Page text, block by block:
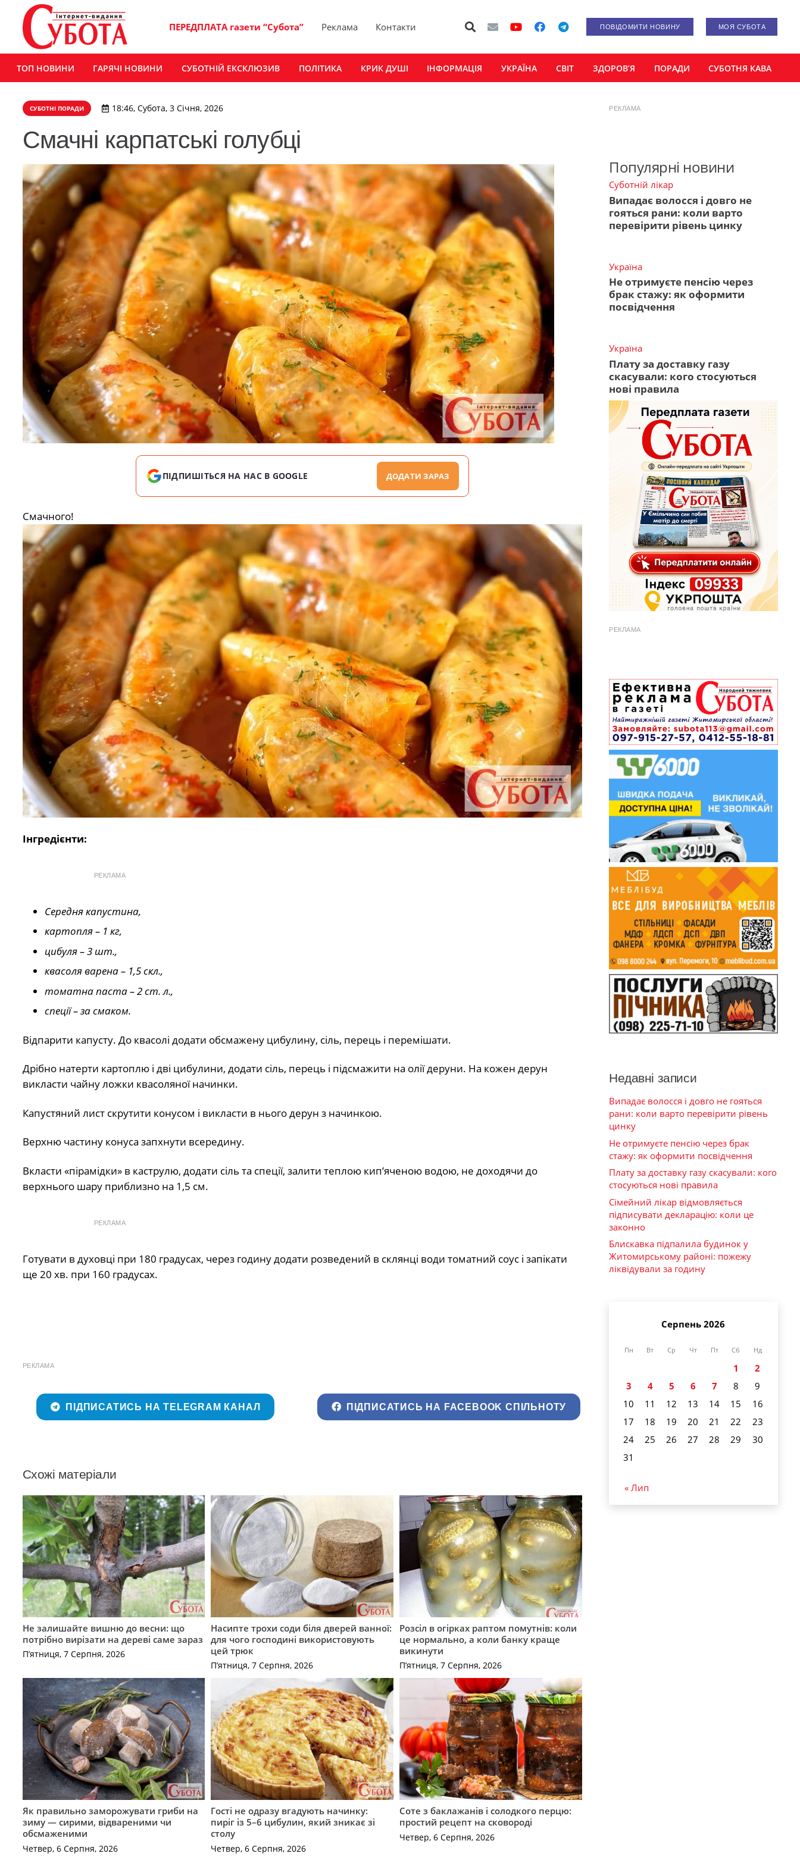
ПЕРЕДПЛАТА газети “Субота” Реклама Контакти ПОВІДОМИТИ НОВИНУ МОЯ СУБОТА
ТОП НОВИНИ ГАРЯЧІ НОВИНИ СУБОТНІЙ ЕКСКЛЮЗИВ ПОЛІТИКА КРИК ДУШІ ІНФОРМАЦІЯ УКРАЇНА СВІТ ЗДОРОВ’Я ПОРАДИ СУБОТНЯ КАВА
СУБОТНІ ПОРАДИ 18:46, Субота, 3 Січня, 2026
Смачні карпатські голубці
ПІДПИШІТЬСЯ НА НАС В GOOGLE ДОДАТИ ЗАРАЗ
Смачного!
Інгредієнти:
РЕКЛАМА
Середня капустина,
картопля – 1 кг,
цибуля – 3 шт.,
квасоля варена – 1,5 скл.,
томатна паста – 2 ст. л.,
спеції – за смаком.
Відпарити капусту. До квасолі додати обсмажену цибулину, сіль, перець і перемішати.
Дрібно натерти картоплю і дві цибулини, додати сіль, перець і підсмажити на олії деруни. На кожен дерун
викласти чайну ложки квасоляної начинки.
Капустяний лист скрутити конусом і викласти в нього дерун з начинкою.
Верхню частину конуса запхнути всередину.
Вкласти «пірамідки» в каструлю, додати сіль та спеції, залити теплою кип’яченою водою, не доходячи до
верхнього шару приблизно на 1,5 см.
РЕКЛАМА
Готувати в духовці при 180 градусах, через годину додати розведений в склянці води томатний соус і запікати
ще 20 хв. при 160 градусах.
РЕКЛАМА
ПІДПИСАТИСЬ НА TELEGRAM КАНАЛ ПІДПИСАТИСЬ НА FACEBOOK СПІЛЬНОТУ
Схожі матеріали
Не залишайте вишню до весни: що
потрібно вирізати на дереві саме зараз
П’ятниця, 7 Серпня, 2026
Насипте трохи соди біля дверей ванної:
для чого господині використовують
цей трюк
П’ятниця, 7 Серпня, 2026
Розсіл в огірках раптом помутнів: коли
це нормально, а коли банку краще
викинути
П’ятниця, 7 Серпня, 2026
Як правильно заморожувати гриби на
зиму — сирими, відвареними чи
обсмаженими
Четвер, 6 Серпня, 2026
Гості не одразу вгадують начинку:
пиріг із 5–6 цибулин, який зникає зі
столу
Четвер, 6 Серпня, 2026
Соте з баклажанів і солодкого перцю:
простий рецепт на сковороді
Четвер, 6 Серпня, 2026
РЕКЛАМА
Популярні новини
Суботній лікар
Випадає волосся і довго не
гояться рани: коли варто
перевірити рівень цинку
Україна
Не отримуєте пенсію через
брак стажу: як оформити
посвідчення
Україна
Плату за доставку газу
скасували: кого стосуються
нові правила
РЕКЛАМА
Недавні записи
Випадає волосся і довго не гояться
рани: коли варто перевірити рівень
цинку
Не отримуєте пенсію через брак
стажу: як оформити посвідчення
Плату за доставку газу скасували: кого
стосуються нові правила
Сімейний лікар відмовляється
підписувати декларацію: коли це
законно
Блискавка підпалила будинок у
Житомирському районі: пожежу
ліквідували за годину
Серпень 2026
Пн Вт Ср Чт Пт Сб Нд
1
2
3
4 5 6 7 8
9
10
11 12 13 14 15
16
17
18 19 20 21 22
23
24
25 26 27 28 29
30
31
« Лип